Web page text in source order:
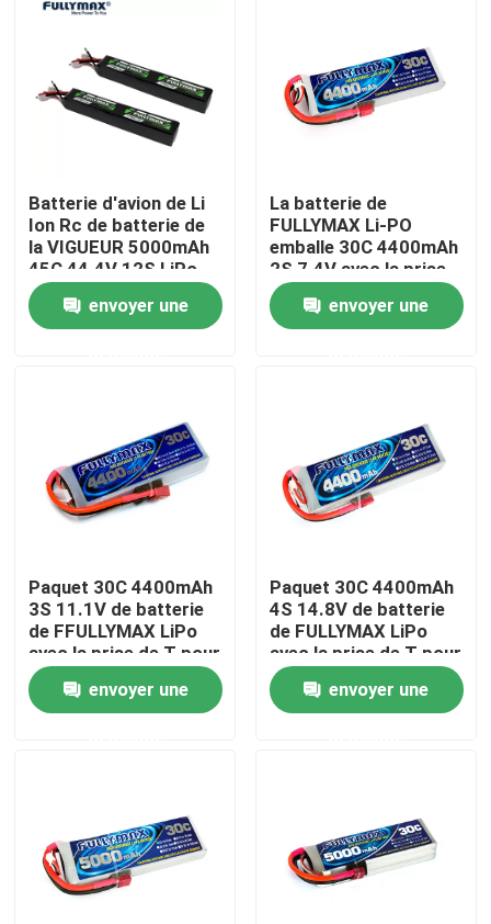
Aperçu
Produits
Contrôle de la qualité
nouvelles
Batterie d'avion électrique
Batterie commerciale de bourdon
Batterie d'avion de Li
Ion Rc de batterie de
la VIGUEUR 5000mAh
45C 44.4V 12S LiPo
envoyer une
La batterie de
FULLYMAX Li-PO
emballe 30C 4400mAh
2S 7.4V avec la prise
de T pour le camion
Heli Airplane de bateau
de voiture de RC
envoyer une
Paquet 30C 4400mAh
3S 11.1V de batterie
de FFULLYMAX LiPo
avec la prise de T pour
des voitures de RC,
avions de RC,
hélicoptères de RC,
envoyer une
Paquet 30C 4400mAh
4S 14.8V de batterie
de FULLYMAX LiPo
avec la prise de T pour
des voitures de RC,
avions de RC, RC Heli
envoyer une